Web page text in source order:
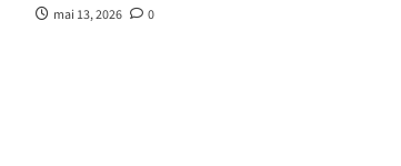
mai 13, 2026 0